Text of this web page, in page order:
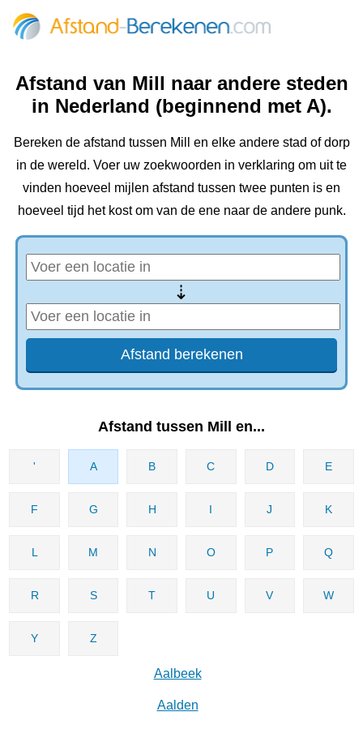
Afstand van Mill naar andere steden
in Nederland (beginnend met A).
Bereken de afstand tussen Mill en elke andere stad of dorp
in de wereld. Voer uw zoekwoorden in verklaring om uit te
vinden hoeveel mijlen afstand tussen twee punten is en
hoeveel tijd het kost om van de ene naar de andere punk.
⇢
Afstand tussen Mill en...
' A B C D E
F G H I J K
L M N O P Q
R S T U V W
Y Z
Aalbeek
Aalden